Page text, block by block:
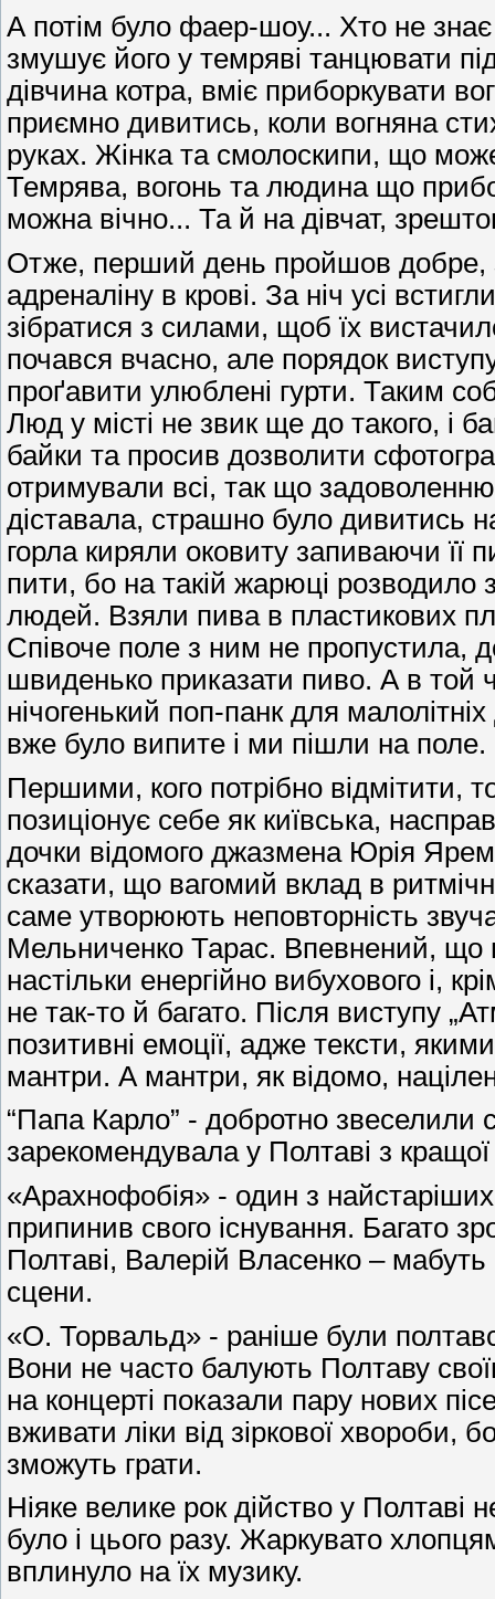
А потім було фаер-шоу... Хто не
змушує його у темряві танцювати
дівчина котра, вміє приборкувати
приємно дивитись, коли вогняна
руках. Жінка та смолоскипи, що
Темрява, вогонь та людина що
можна вічно... Та й на дівчат,
Отже, перший день пройшов добре,
адреналіну в крові. За ніч усі
зібратися з силами, щоб їх
почався вчасно, але порядок
проґавити улюблені гурти. Таким
Люд у місті не звик ще до такого, і
байки та просив дозволити
отримували всі, так що
діставала, страшно було дивитись
горла киряли оковиту запиваючи її
пити, бо на такій жарюці розводило
людей. Взяли пива в пластикових
Співоче поле з ним не пропустила,
швиденько приказати пиво. А в той
нічогенький поп-панк для
вже було випите і ми пішли на поле.
Першими, кого потрібно відмітити,
позиціонує себе як київська,
дочки відомого джазмена Юрія
сказати, що вагомий вклад в
саме утворюють неповторність
Мельниченко Тарас. Впевнений, що
настільки енергійно вибухового і,
не так-то й багато. Після виступу
позитивні емоції, адже тексти,
мантри. А мантри, як відомо,
“Папа Карло” - добротно звеселили
зарекомендувала у Полтаві з
«Арахнофобія» - один з
припинив свого існування. Багато
Полтаві, Валерій Власенко –
сцени.
«О. Торвальд» - раніше були
Вони не часто балують Полтаву
на концерті показали пару нових
вживати ліки від зіркової хвороби,
зможуть грати.
Ніяке велике рок дійство у Полтаві
було і цього разу. Жаркувато
вплинуло на їх музику.